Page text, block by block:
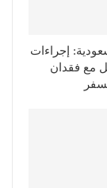
إجراءات
مع فقدان